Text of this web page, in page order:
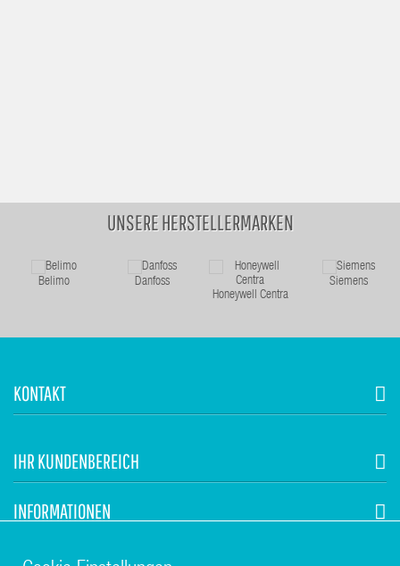
UNSERE HERSTELLERMARKEN
Belimo
Danfoss
Honeywell Centra
Siemens
KONTAKT
IHR KUNDENBEREICH
INFORMATIONEN
STUHR HVAC